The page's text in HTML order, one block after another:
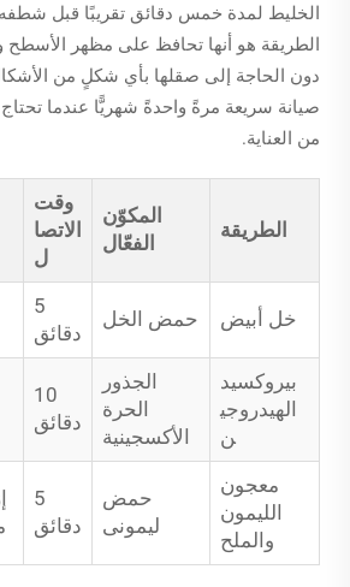
الخليط لمدة خمس دقائق تقريبًا قبل شطفه
الطريقة هو أنها تحافظ على مظهر الأسطح
دون الحاجة إلى صقلها بأي شكلٍ من
صيانة سريعة مرةً واحدةً شهريًّا عندما
من العناية.
الطريقة
المكوّن
الفعّال
وقت
الاتصا
ل
خل أبيض حمض الخل
5
دقائق
بيروكسيد
الهيدروجي
ن
الجذور
الحرة
الأكسجينية
10
دقائق
معجون
الليمون
والملح
حمض
ليمونى
5
دقائق